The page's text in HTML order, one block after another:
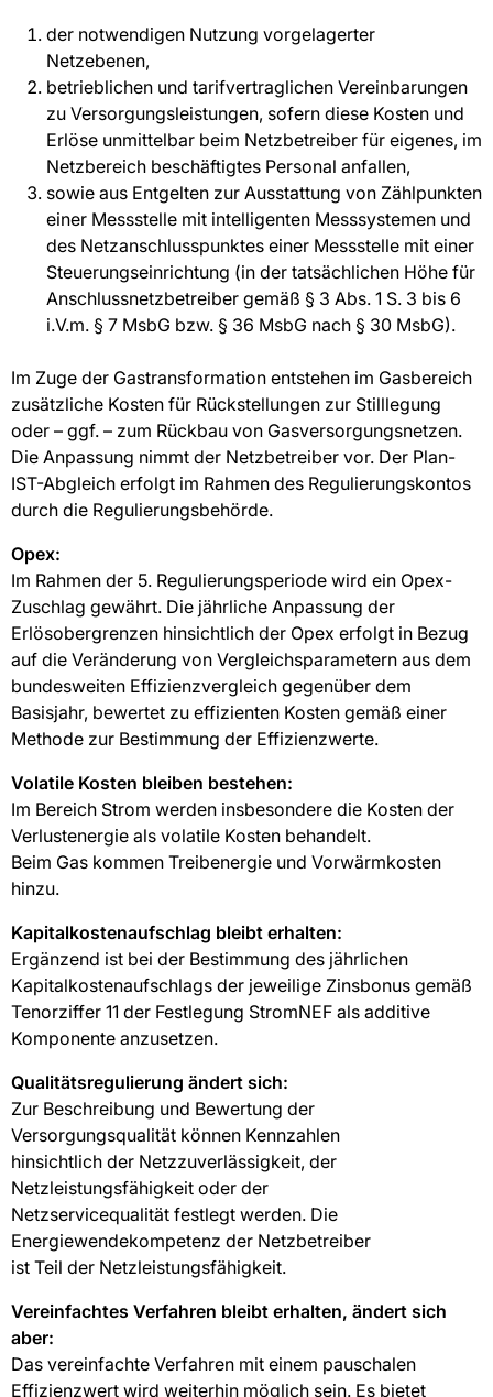
der notwendigen Nutzung vorgelagerter
Netzebenen,
betrieblichen und tarifvertraglichen Vereinbarungen
zu Versorgungsleistungen, sofern diese Kosten und
Erlöse unmittelbar beim Netzbetreiber für eigenes, im
Netzbereich beschäftigtes Personal anfallen,
sowie aus Entgelten zur Ausstattung von Zählpunkten
einer Messstelle mit intelligenten Messsystemen und
des Netzanschlusspunktes einer Messstelle mit einer
Steuerungseinrichtung (in der tatsächlichen Höhe für
Anschlussnetzbetreiber gemäß § 3 Abs. 1 S. 3 bis 6
i.V.m. § 7 MsbG bzw. § 36 MsbG nach § 30 MsbG).
Im Zuge der Gastransformation entstehen im Gasbereich
zusätzliche Kosten für Rückstellungen zur Stilllegung
oder – ggf. – zum Rückbau von Gasversorgungsnetzen.
Die Anpassung nimmt der Netzbetreiber vor. Der Plan-
IST-Abgleich erfolgt im Rahmen des Regulierungskontos
durch die Regulierungsbehörde.
Opex:
Im Rahmen der 5. Regulierungsperiode wird ein Opex-
Zuschlag gewährt. Die jährliche Anpassung der
Erlösobergrenzen hinsichtlich der Opex erfolgt in Bezug
auf die Veränderung von Vergleichsparametern aus dem
bundesweiten Effizienzvergleich gegenüber dem
Basisjahr, bewertet zu effizienten Kosten gemäß einer
Methode zur Bestimmung der Effizienzwerte.
Volatile Kosten bleiben bestehen:
Im Bereich Strom werden insbesondere die Kosten der
Verlustenergie als volatile Kosten behandelt.
Beim Gas kommen Treibenergie und Vorwärmkosten
hinzu.
Kapitalkostenaufschlag bleibt erhalten:
Ergänzend ist bei der Bestimmung des jährlichen
Kapitalkostenaufschlags der jeweilige Zinsbonus gemäß
Tenorziffer 11 der Festlegung StromNEF als additive
Komponente anzusetzen.
Qualitätsregulierung ändert sich:
Zur Beschreibung und Bewertung der
Versorgungsqualität können Kennzahlen
hinsichtlich der Netzzuverlässigkeit, der
Netzleistungsfähigkeit oder der
Netzservicequalität festlegt werden. Die
Energiewendekompetenz der Netzbetreiber
ist Teil der Netzleistungsfähigkeit.
Vereinfachtes Verfahren bleibt erhalten, ändert sich
aber:
Das vereinfachte Verfahren mit einem pauschalen
Effizienzwert wird weiterhin möglich sein. Es bietet